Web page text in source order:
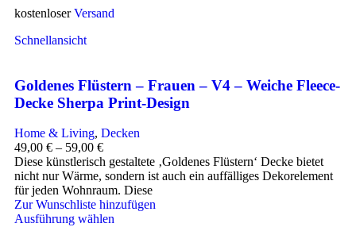
kostenloserVersand
Schnellansicht
Goldenes Flüstern – Frauen – V4 – Weiche Fleece-
Decke Sherpa Print-Design
Home & Living, Decken
49,00 € – 59,00 €
Diese künstlerisch gestaltete ‚Goldenes Flüstern‘ Decke bietet
nicht nur Wärme, sondern ist auch ein auffälliges Dekorelement
für jeden Wohnraum. Diese
Zur Wunschliste hinzufügen
Ausführung wählen